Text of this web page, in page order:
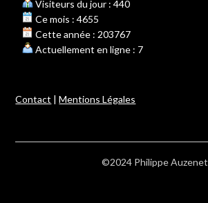
Visiteurs du jour : 440
Ce mois : 4655
Cette année : 203767
Actuellement en ligne : 7
Contact |Mentions Légales
©2024 Philippe Auzenet